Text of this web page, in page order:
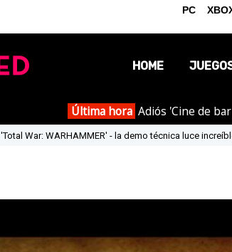
HOME
Última hora Adiós 'Cine de
'Total War: WARHAMMER' - la demo técnica luce
PC